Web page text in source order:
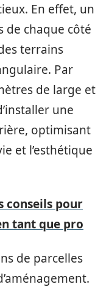
En effet, un
de chaque côté
terrains
Par
de large et
une
optimisant
et l’esthétique
conseils pour
tant que pro
de parcelles